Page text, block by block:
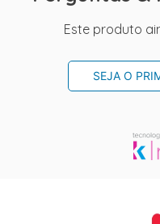
Este produto
SEJA O